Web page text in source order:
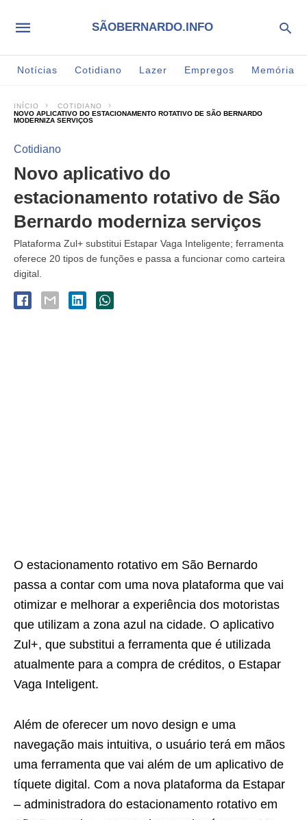
SÃOBERNARDO.INFO
Notícias Cotidiano Lazer Empregos Memória
INÍCIO
COTIDIANO
NOVO APLICATIVO DO ESTACIONAMENTO ROTATIVO DE SÃO BERNARDO
MODERNIZA SERVIÇOS
Cotidiano
Novo aplicativo do
estacionamento rotativo de São
Bernardo moderniza serviços
Plataforma Zul+ substitui Estapar Vaga Inteligente; ferramenta
oferece 20 tipos de funções e passa a funcionar como carteira
digital.
O estacionamento rotativo em São Bernardo
passa a contar com uma nova plataforma que vai
otimizar e melhorar a experiência dos motoristas
que utilizam a zona azul na cidade. O aplicativo
Zul+, que substitui a ferramenta que é utilizada
atualmente para a compra de créditos, o Estapar
Vaga Inteligent.
Além de oferecer um novo design e uma
navegação mais intuitiva, o usuário terá em mãos
uma ferramenta que vai além de um aplicativo de
tíquete digital. Com a nova plataforma da Estapar
– administradora do estacionamento rotativo em